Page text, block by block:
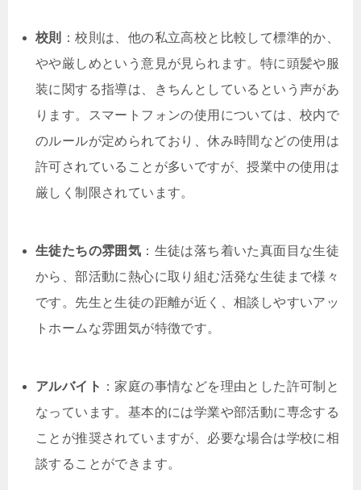
校則
：校則は、他の私立高校と比較して標準的か、
やや厳しめという意見が見られます。特に頭髪や服
装に関する指導は、きちんとしているという声があ
ります。スマートフォンの使用については、校内で
のルールが定められており、休み時間などの使用は
許可されていることが多いですが、授業中の使用は
厳しく制限されています。
生徒たちの雰囲気 ：生徒は落ち着いた真面目な生徒
から、部活動に熱心に取り組む活発な生徒まで様々
です。先生と生徒の距離が近く、相談しやすいアッ
トホームな雰囲気が特徴です。
アルバイト ：家庭の事情などを理由とした許可制と
なっています。基本的には学業や部活動に専念する
ことが推奨されていますが、必要な場合は学校に相
談することができます。